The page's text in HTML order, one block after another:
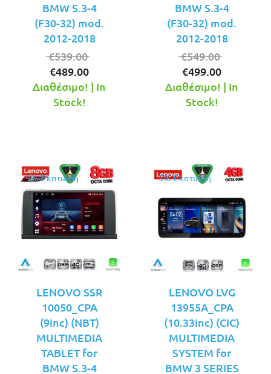
BMW S.3-4
(F30-32) mod.
2012-2018
€539.00
was:
€489.00
τρέχουσα
Διαθέσιμο! | In
Stock!
BMW S.3-4
(F30-32) mod.
2012-2018
€549.00
was:
€499.00
τρέχουσα
Διαθέσιμο! | In
Stock!
9% Έκπτωση
LENOVO SSR
10050_CPA
(9inc) (NBT)
MULTIMEDIA
TABLET for
BMW S.3-4
5% Έκπτωση
LENOVO LVG
13955A_CPA
(10.33inc) (CIC)
MULTIMEDIA
SYSTEM for
BMW 3 SERIES